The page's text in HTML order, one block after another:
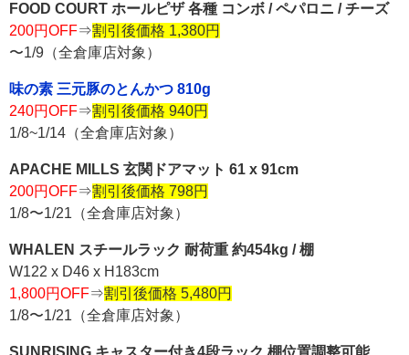
FOOD COURT ホールピザ 各種 コンボ / ペパロニ / チーズ
200円OFF⇒割引後価格 1,380円
〜1/9（全倉庫店対象）
味の素 三元豚のとんかつ 810g
240円OFF⇒割引後価格 940円
1/8~1/14（全倉庫店対象）
APACHE MILLS 玄関ドアマット 61 x 91cm
200円OFF⇒割引後価格 798円
1/8〜1/21（全倉庫店対象）
WHALEN スチールラック 耐荷重 約454kg / 棚
W122 x D46 x H183cm
1,800円OFF⇒割引後価格 5,480円
1/8〜1/21（全倉庫店対象）